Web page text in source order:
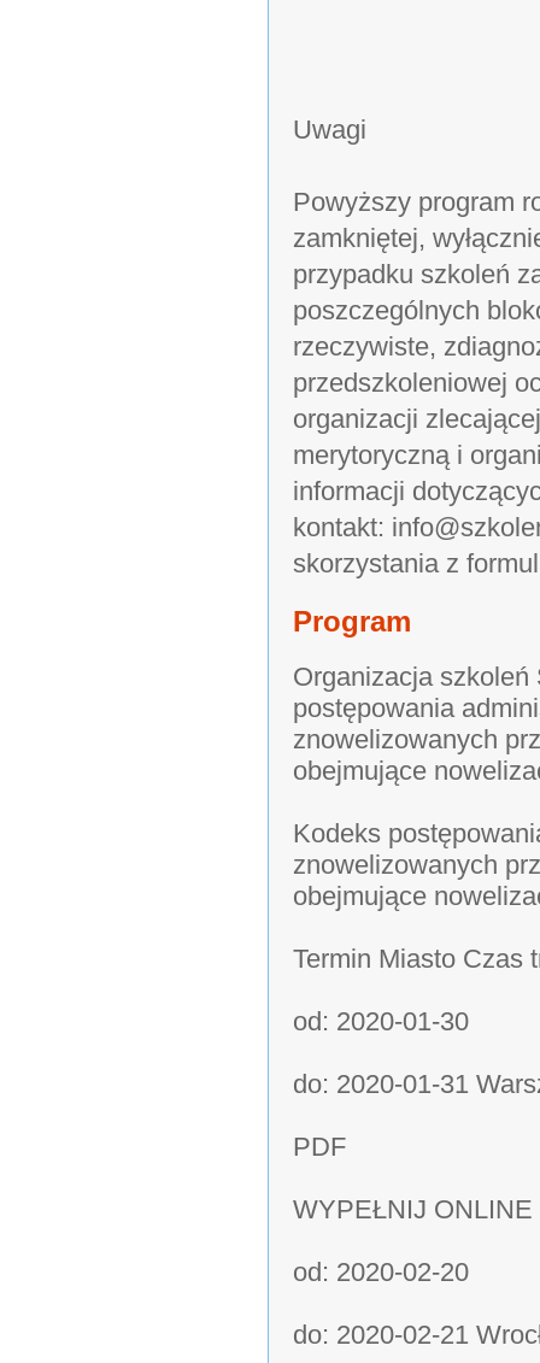
Uwagi
Powyższy program
zamkniętej,
przypadku szkoleń
poszczególnych
rzeczywiste,
przedszkoleniowej
organizacji
merytoryczną i
informacji
kontakt:
skorzystania z
Program
Organizacja
postępowania
znowelizowanych
obejmujące
Kodeks
znowelizowanych
obejmujące
Termin Miasto Czas
od: 2020-01-30
do: 2020-01-31
PDF
WYPEŁNIJ ONLINE
od: 2020-02-20
do: 2020-02-21